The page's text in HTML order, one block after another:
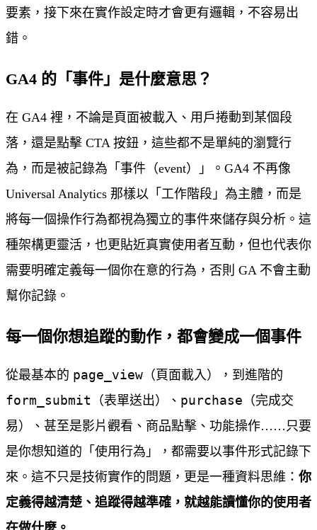
要素，接下來在實作設定時才會更有邏輯，不容易出
錯。
GA4 的「事件」是什麼意思？
在 GA4 裡，不論是頁面被載入、用戶捲動到某個段
落，還是點擊 CTA 按鈕，這些都不是單純的瀏覽行
為，而是被記錄為「事件（event）」。GA4 不再像
Universal Analytics 那樣以「工作階段」為主體，而是
將每一個操作行為都視為獨立的事件來儲存與分析。這
種架構更靈活，也更貼近真實使用者互動，但也代表你
需要明確定義每一個你在意的行為，否則 GA 不會主動
幫你記錄。
每一個你想追蹤的動作，都會變成一個事件
從最基本的 page_view （頁面載入），到進階的
form_submit （表單送出）、 purchase （完成交
易）、甚至是影片觀看、商品點擊、功能操作……只要
是你想知道的「使用行為」，都需要以事件形式記錄下
來。這不只是技術實作的問題，更是一種資料思維： 你
定義得越清楚、追蹤得越準確，就越能讀懂你的使用者